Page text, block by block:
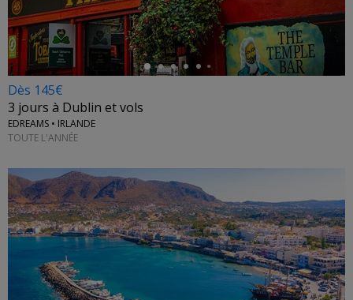
Dès 145€
3 jours à Dublin et vols
EDREAMS • IRLANDE
TOUTE L'ANNÉE